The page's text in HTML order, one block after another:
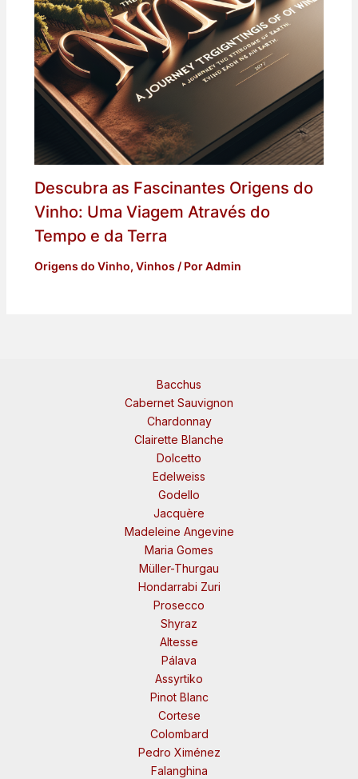
Descubra as Fascinantes Origens do
Vinho: Uma Viagem Através do
Tempo e da Terra
Origens do Vinho, Vinhos / PorAdmin
Bacchus
Cabernet Sauvignon
Chardonnay
Clairette Blanche
Dolcetto
Edelweiss
Godello
Jacquère
Madeleine Angevine
Maria Gomes
Müller-Thurgau
Hondarrabi Zuri
Prosecco
Shyraz
Altesse
Pálava
Assyrtiko
Pinot Blanc
Cortese
Colombard
Pedro Ximénez
Falanghina